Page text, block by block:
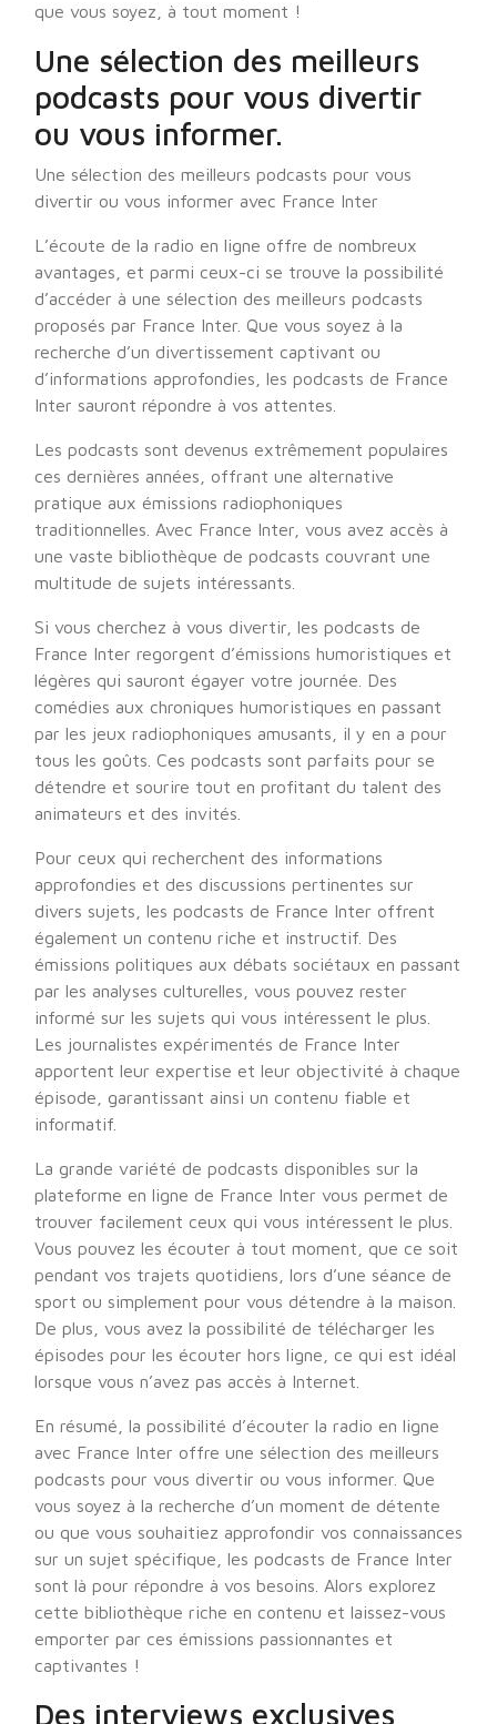
que vous soyez, à tout moment !
Une sélection des meilleurs
podcasts pour vous divertir
ou vous informer.
Une sélection des meilleurs podcasts pour vous
divertir ou vous informer avec France Inter
L’écoute de la radio en ligne offre de nombreux
avantages, et parmi ceux-ci se trouve la possibilité
d’accéder à une sélection des meilleurs podcasts
proposés par France Inter. Que vous soyez à la
recherche d’un divertissement captivant ou
d’informations approfondies, les podcasts de France
Inter sauront répondre à vos attentes.
Les podcasts sont devenus extrêmement populaires
ces dernières années, offrant une alternative
pratique aux émissions radiophoniques
traditionnelles. Avec France Inter, vous avez accès à
une vaste bibliothèque de podcasts couvrant une
multitude de sujets intéressants.
Si vous cherchez à vous divertir, les podcasts de
France Inter regorgent d’émissions humoristiques et
légères qui sauront égayer votre journée. Des
comédies aux chroniques humoristiques en passant
par les jeux radiophoniques amusants, il y en a pour
tous les goûts. Ces podcasts sont parfaits pour se
détendre et sourire tout en profitant du talent des
animateurs et des invités.
Pour ceux qui recherchent des informations
approfondies et des discussions pertinentes sur
divers sujets, les podcasts de France Inter offrent
également un contenu riche et instructif. Des
émissions politiques aux débats sociétaux en passant
par les analyses culturelles, vous pouvez rester
informé sur les sujets qui vous intéressent le plus.
Les journalistes expérimentés de France Inter
apportent leur expertise et leur objectivité à chaque
épisode, garantissant ainsi un contenu fiable et
informatif.
La grande variété de podcasts disponibles sur la
plateforme en ligne de France Inter vous permet de
trouver facilement ceux qui vous intéressent le plus.
Vous pouvez les écouter à tout moment, que ce soit
pendant vos trajets quotidiens, lors d’une séance de
sport ou simplement pour vous détendre à la maison.
De plus, vous avez la possibilité de télécharger les
épisodes pour les écouter hors ligne, ce qui est idéal
lorsque vous n’avez pas accès à Internet.
En résumé, la possibilité d’écouter la radio en ligne
avec France Inter offre une sélection des meilleurs
podcasts pour vous divertir ou vous informer. Que
vous soyez à la recherche d’un moment de détente
ou que vous souhaitiez approfondir vos connaissances
sur un sujet spécifique, les podcasts de France Inter
sont là pour répondre à vos besoins. Alors explorez
cette bibliothèque riche en contenu et laissez-vous
emporter par ces émissions passionnantes et
captivantes !
Des interviews exclusives